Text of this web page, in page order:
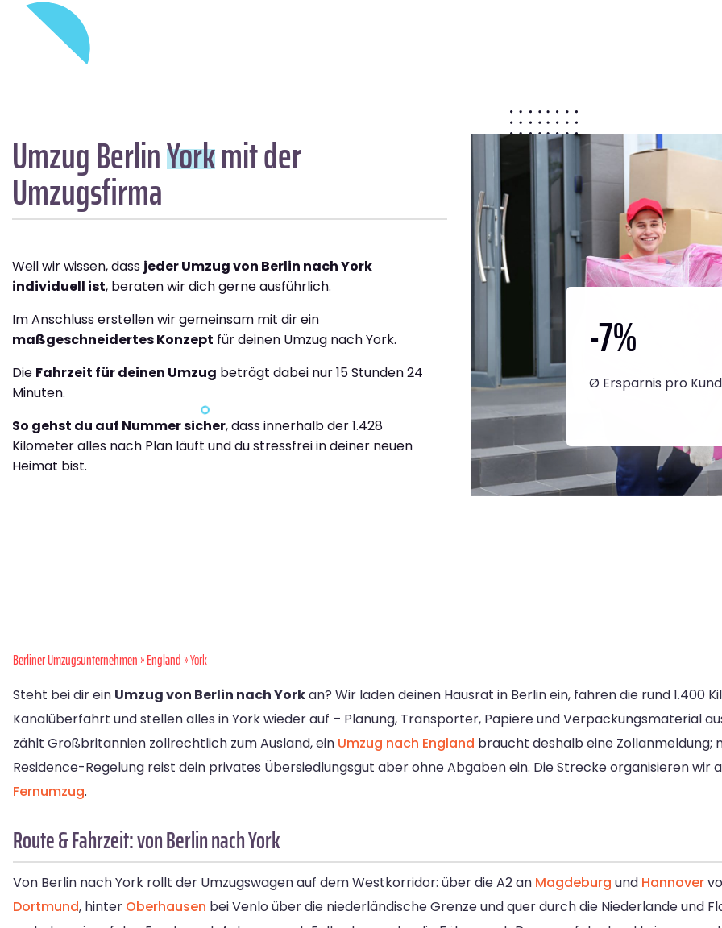
Umzug BerlinYorkmit der
Umzugsfirma
Weil wir wissen, dass jeder Umzug von Berlin nach York
individuell ist, beraten wir dich gerne ausführlich.
Im Anschluss erstellen wir gemeinsam mit dir ein
maßgeschneidertes Konzept für deinen Umzug nach York.
Die Fahrzeit für deinen Umzug beträgt dabei nur 15 Stunden 24
Minuten.
So gehst du auf Nummer sicher, dass innerhalb der 1.428
Kilometer alles nach Plan läuft und du stressfrei in deiner neuen
Heimat bist.
-7%
Ø Ersparnis pro
Berliner Umzugsunternehmen»England» York
Steht bei dir ein Umzug von Berlin nach Yorkan? Wir laden deinen Hausrat in Berlin ein, fahren die rund 1.400
Kanalüberfahrt und stellen alles in York wieder auf – Planung, Transporter, Papiere und Verpackungsmaterial
zählt Großbritannien zollrechtlich zum Ausland, ein Umzug nach England braucht deshalb eine
Residence-Regelung reist dein privates Übersiedlungsgut aber ohne Abgaben ein. Die Strecke organisieren wir
Fernumzug.
Route & Fahrzeit: von Berlin nach York
Von Berlin nach York rollt der Umzugswagen auf dem Westkorridor: über die A2 an Magdeburg und Hannover
Dortmund, hinter Oberhausen bei Venlo über die niederländische Grenze und quer durch die Niederlande und